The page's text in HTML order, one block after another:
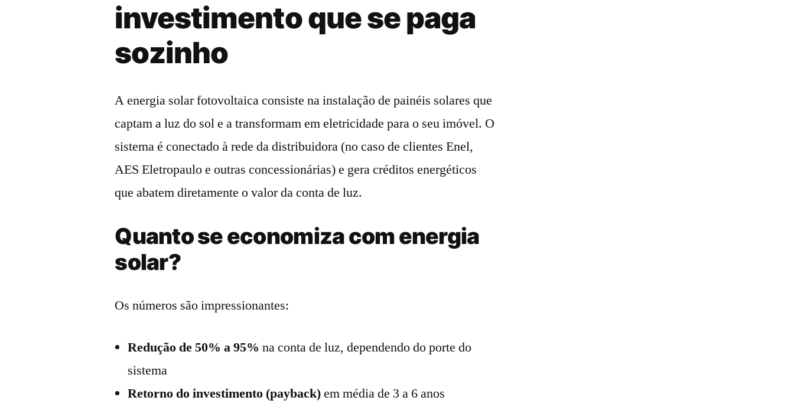
investimento que se paga
sozinho
A energia solar fotovoltaica consiste na instalação de painéis solares que
captam a luz do sol e a transformam em eletricidade para o seu imóvel. O
sistema é conectado à rede da distribuidora (no caso de clientes Enel,
AES Eletropaulo e outras concessionárias) e gera créditos energéticos
que abatem diretamente o valor da conta de luz.
Quanto se economiza com energia
solar?
Os números são impressionantes:
Redução de 50% a 95% na conta de luz, dependendo do porte do
sistema
Retorno do investimento (payback)em média de 3 a 6 anos